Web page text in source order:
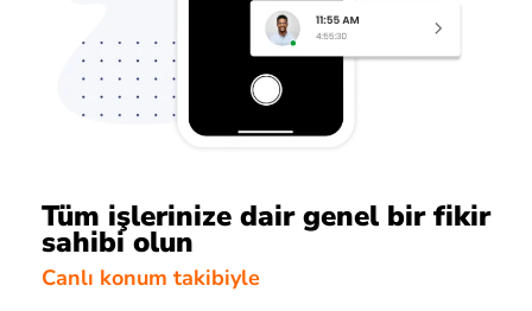
Tüm işlerinize dair genel bir fikir
sahibi olun
Canlı konum takibiyle